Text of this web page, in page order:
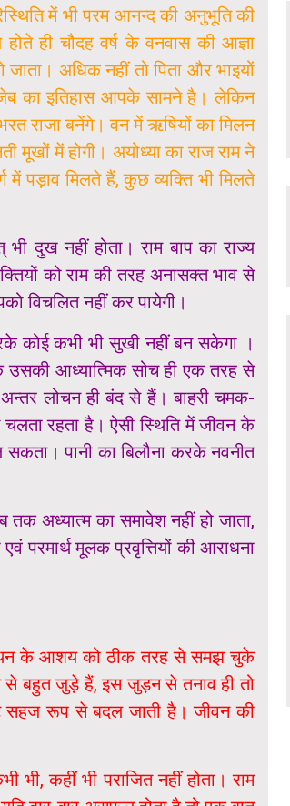
में भी परम आनन्द की अनुभूति की
ही चौदह वर्ष के वनवास की आज्ञा
जाता। अधिक नहीं तो पिता और भाइयों
का इतिहास आपके सामने है। लेकिन
राजा बनेंगे। वन में ऋषियों का मिलन
मूखों में होगी। अयोध्या का राज राम ने
में पड़ाव मिलते हैं, कुछ व्यक्ति भी मिलते
दुख नहीं होता। राम बाप का राज्य
को राम की तरह अनासक्त भाव से
विचलित नहीं कर पायेगी।
कोई कभी भी सुखी नहीं बन सकेगा ।
उसकी आध्यात्मिक सोच ही एक तरह से
लोचन ही बंद से हैं। बाहरी चमक-
रहता है। ऐसी स्थिति में जीवन के
पानी का बिलौना करके नवनीत
अध्यात्म का समावेश नहीं हो जाता,
परमार्थ मूलक प्रवृत्तियों की आराधना
के आशय को ठीक तरह से समझ चुके
से बहुत जुड़े हैं, इस जुड़न से तनाव ही तो
सहज रूप से बदल जाती है। जीवन की
कहीं भी पराजित नहीं होता। राम